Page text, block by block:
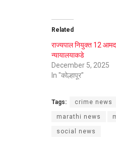
Related
राज्यपाल नियुक्त 12
न्यायालयाकडे
December 5, 2025
In "कोल्हापूर"
Tags: crime news
marathi news
social news